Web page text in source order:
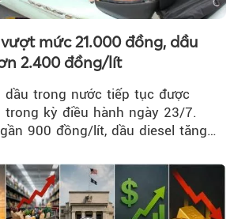
mức 21.000 đồng, dầu
2.400 đồng/lít
dầu trong nước tiếp tục được
trong kỳ điều hành ngày 23/7.
900 đồng/lít, dầu diesel tăng